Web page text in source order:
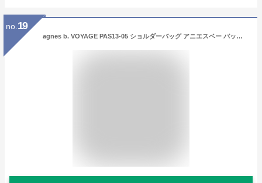
no. 19
agnes b. VOYAGE PAS13-05 ショルダーバッグ アニエスベー バッグ ショルダーバッグ ベージュ【送料無料】